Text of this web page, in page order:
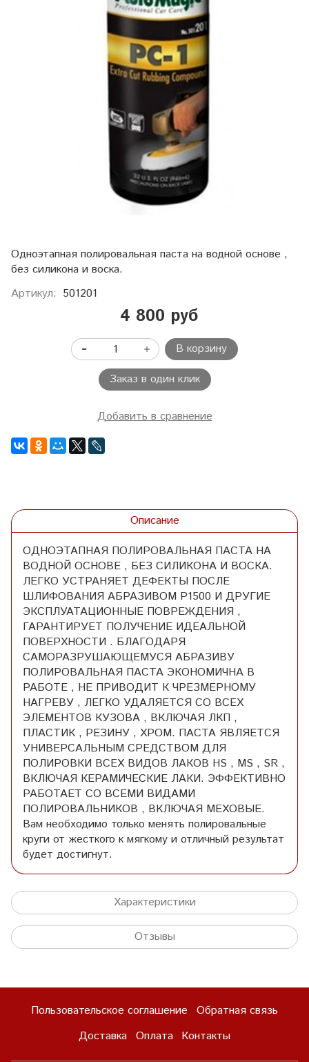
Одноэтапная полировальная паста на водной основе ,
без силикона и воска.
Артикул: 501201
4 800 руб
В корзину
Заказ в один клик
Добавить в сравнение
Описание
ОДНОЭТАПНАЯ ПОЛИРОВАЛЬНАЯ ПАСТА НА
ВОДНОЙ ОСНОВЕ , БЕЗ СИЛИКОНА И ВОСКА.
ЛЕГКО УСТРАНЯЕТ ДЕФЕКТЫ ПОСЛЕ
ШЛИФОВАНИЯ АБРАЗИВОМ Р1500 И ДРУГИЕ
ЭКСПЛУАТАЦИОННЫЕ ПОВРЕЖДЕНИЯ ,
ГАРАНТИРУЕТ ПОЛУЧЕНИЕ ИДЕАЛЬНОЙ
ПОВЕРХНОСТИ . БЛАГОДАРЯ
САМОРАЗРУШАЮЩЕМУСЯ АБРАЗИВУ
ПОЛИРОВАЛЬНАЯ ПАСТА ЭКОНОМИЧНА В
РАБОТЕ , НЕ ПРИВОДИТ К ЧРЕЗМЕРНОМУ
НАГРЕВУ , ЛЕГКО УДАЛЯЕТСЯ СО ВСЕХ
ЭЛЕМЕНТОВ КУЗОВА , ВКЛЮЧАЯ ЛКП ,
ПЛАСТИК , РЕЗИНУ , ХРОМ. ПАСТА ЯВЛЯЕТСЯ
УНИВЕРСАЛЬНЫМ СРЕДСТВОМ ДЛЯ
ПОЛИРОВКИ ВСЕХ ВИДОВ ЛАКОВ HS , MS , SR ,
ВКЛЮЧАЯ КЕРАМИЧЕСКИЕ ЛАКИ. ЭФФЕКТИВНО
РАБОТАЕТ СО ВСЕМИ ВИДАМИ
ПОЛИРОВАЛЬНИКОВ , ВКЛЮЧАЯ МЕХОВЫЕ.
Вам необходимо только менять полировальные
круги от жесткого к мягкому и отличный результат
будет достигнут.
Характеристики
Отзывы
Пользовательское соглашение Обратная связь
Доставка Оплата Контакты